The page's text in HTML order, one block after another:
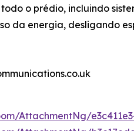
o prédio, incluindo
da energia, desligando
AttachmentNg/